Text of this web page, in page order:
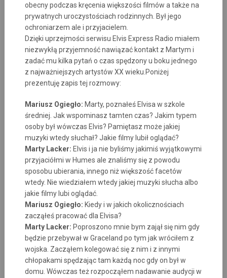
obecny podczas kręcenia większości filmów a także na
prywatnych uroczystościach rodzinnych. Był jego
ochroniarzem ale i przyjacielem.
Dzięki uprzejmości serwisu Elvis Express Radio miałem
niezwykłą przyjemność nawiązać kontakt z Martym i
zadać mu kilka pytań o czas spędzony u boku jednego
z najważniejszych artystów XX wieku.Poniżej
prezentuję zapis tej rozmowy:
Mariusz Ogiegło: Marty, poznałeś Elvisa w szkole
średniej. Jak wspominasz tamten czas? Jakim typem
osoby był wówczas Elvis? Pamiętasz może jakiej
muzyki wtedy słuchał? Jakie filmy lubił oglądać?
Marty Lacker: Elvis i ja nie byliśmy jakimiś wyjątkowymi
przyjaciółmi w Humes ale znaliśmy się z powodu
sposobu ubierania, innego niż większość facetów
wtedy. Nie wiedziałem wtedy jakiej muzyki słucha albo
jakie filmy lubi oglądać.
Mariusz Ogiegło: Kiedy i w jakich okolicznościach
zacząłeś pracować dla Elvisa?
Marty Lacker: Poproszono mnie bym zajął się nim gdy
będzie przebywał w Graceland po tym jak wróciłem z
wojska. Zacząłem kolegować się z nim i z innymi
chłopakami spędzając tam każdą noc gdy on był w
domu. Wówczas też rozpocząłem nadawanie audycji w